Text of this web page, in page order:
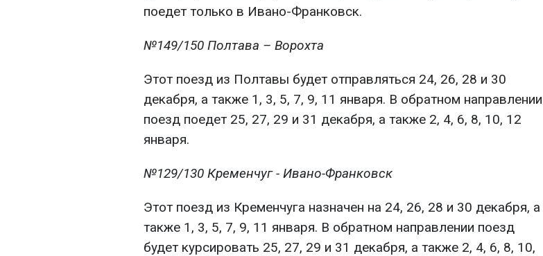
поедет только в Ивано-Франковск.
№149/150 Полтава – Ворохта
Этот поезд из Полтавы будет отправляться 24, 26, 28 и 30
декабря, а также 1, 3, 5, 7, 9, 11 января. В обратном направлении
поезд поедет 25, 27, 29 и 31 декабря, а также 2, 4, 6, 8, 10, 12
января.
№129/130 Кременчуг - Ивано-Франковск
Этот поезд из Кременчуга назначен на 24, 26, 28 и 30 декабря, а
также 1, 3, 5, 7, 9, 11 января. В обратном направлении поезд
будет курсировать 25, 27, 29 и 31 декабря, а также 2, 4, 6, 8, 10,